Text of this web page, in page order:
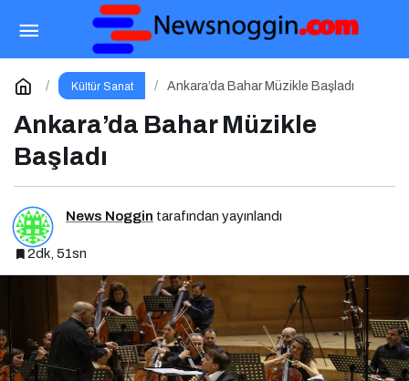
Kültür Sanat Ankara’da Bahar Müzikle Başladı
Ankara’da Bahar Müzikle
Başladı
News Noggin tarafından yayınlandı
2dk, 51sn
Bu Cuma Sinemaseverleri Bekleyen Yepyeni
Filmler!
Yorum Yap